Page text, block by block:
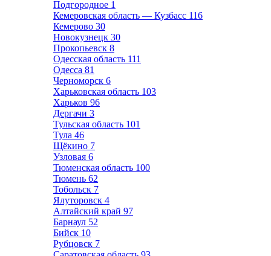
Подгородное 1
Кемеровская область — Кузбасс 116
Кемерово 30
Новокузнецк 30
Прокопьевск 8
Одесская область 111
Одесса 81
Черноморск 6
Харьковская область 103
Харьков 96
Дергачи 3
Тульская область 101
Тула 46
Щёкино 7
Узловая 6
Тюменская область 100
Тюмень 62
Тобольск 7
Ялуторовск 4
Алтайский край 97
Барнаул 52
Бийск 10
Рубцовск 7